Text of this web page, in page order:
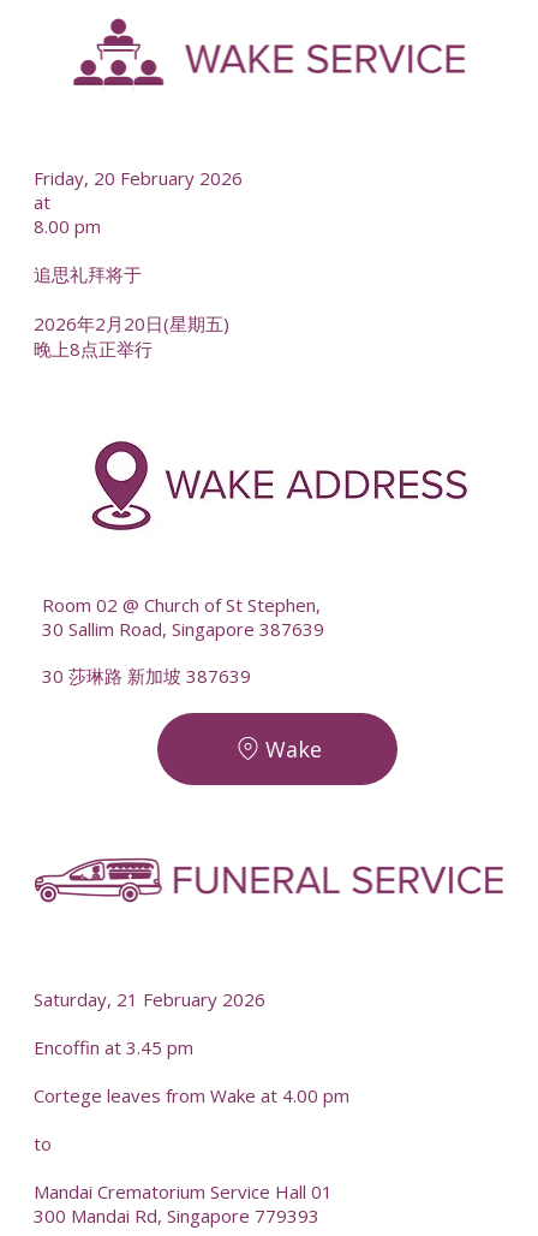
Friday, 20 February 2026
at
8.00 pm
追思礼拜将于
2026年2月20日(星期五)
晚上8点正举行
Room 02 @ Church of St Stephen,
30 Sallim Road, Singapore 387639
30 莎琳路 新加坡 387639
Wake
Saturday, 21 February 2026
Encoffin at 3.45 pm
Cortege leaves from Wake at 4.00 pm
to
Mandai Crematorium Service Hall 01
300 Mandai Rd, Singapore 779393